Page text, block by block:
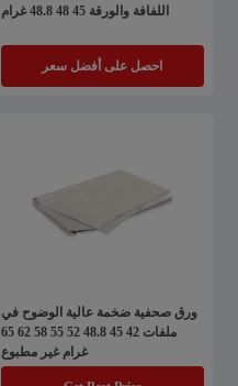
اللفافة والورقة 45 48 48.8 غرام
احصل على أفضل سعر
ورق صحفية ضخمة عالية الوضوح في
ملفات 42 45 48.8 52 55 58 62 65
غرام غير مطبوع